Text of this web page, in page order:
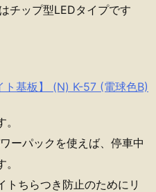
チップ型LEDタイプです
基板】 (N) K-57 (電球色B)
ーパックを使えば、停車中
トちらつき防止のためにリ